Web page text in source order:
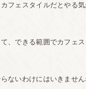
フェスタイルだとやる
、できる範囲でカフェ
ないわけにはいきません